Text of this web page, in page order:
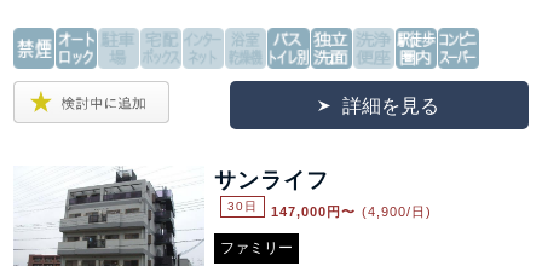
詳細を見る
サンライフ
30日 147,000 円〜 (4,900/日)
ファミリー